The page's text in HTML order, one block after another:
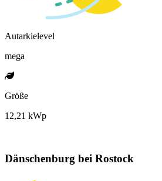
Autarkielevel
mega
Größe
12,21 kWp
Dänschenburg bei Rostock